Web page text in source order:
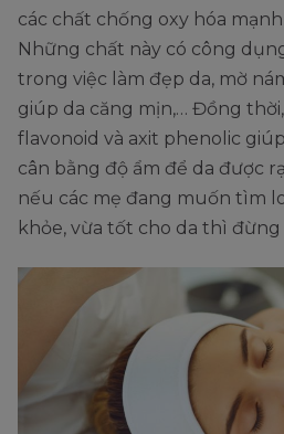
các chất chống oxy hóa mạnh
Những chất này có công
trong việc làm đẹp da, mờ
giúp da căng mịn,… Đồng
flavonoid và axit phenolic
cân bằng độ ẩm để da được
nếu các mẹ đang muốn tìm
khỏe, vừa tốt cho da thì